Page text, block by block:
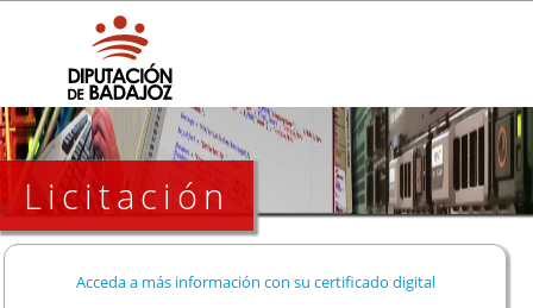
Licitación
Acceda a más información con su certificado digital